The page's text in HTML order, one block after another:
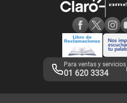
Adquirientes iPhone 6, 6S y SE
Mensaje de Seguridad
Términos y Condiciones de Tienda
Libro de Reclamaciones
Legales de marketplace
Para ventas y servicios
01 620 3334